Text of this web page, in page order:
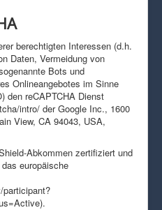
berechtigten Interessen (d.h.
Daten, Vermeidung von
Bots und
Onlineangebotes im Sinne
den reCAPTCHA Dienst
intro/ der Google Inc., 1600
View, CA 94043, USA,
Abkommen zertifiziert und
europäische
participant?